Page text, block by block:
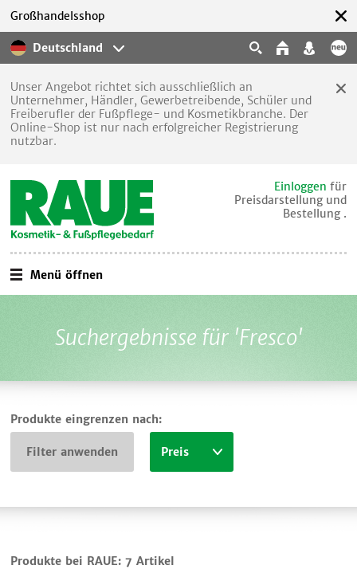
Deutschland
Großhandelsshop
Unser Angebot richtet sich ausschließlich an
Unternehmer, Händler, Gewerbetreibende, Schüler und
Freiberufler der Fußpflege- und Kosmetikbranche. Der
Online-Shop ist nur nach erfolgreicher Registrierung
nutzbar.
Einloggen für
Preisdarstellung und
Bestellung .
Menü öffnen
Suchergebnisse für 'Fresco'
Produkte eingrenzen nach:
Filter anwenden Preis
Produkte bei RAUE:7 Artikel